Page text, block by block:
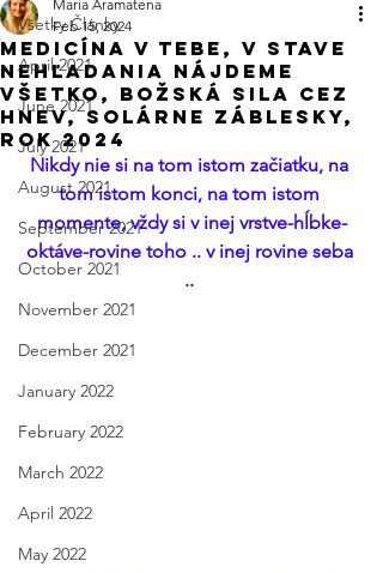
Všetky Články
April 2021
June 2021
July 2021
August 2021
September 2021
October 2021
November 2021
December 2021
January 2022
February 2022
March 2022
April 2022
May 2022
Medicína v tebe, v Stave
Nehľadania Nájdeme
Všetko, Božská Sila cez
Hnev, Solárne Záblesky,
Rok 2024
Maria Aramatena
Feb 15, 2024
Nikdy nie si na tom istom začiatku, na
tom istom konci, na tom istom
momente, vždy si v inej vrstve-hĺbke-
oktáve-rovine toho .. v inej rovine seba
..